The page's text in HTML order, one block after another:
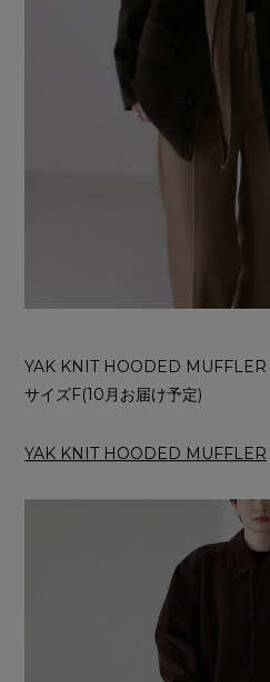
YAK KNIT HOODED
サイズF(10月お届け予定)
YAK KNIT HOODED MUFFLER